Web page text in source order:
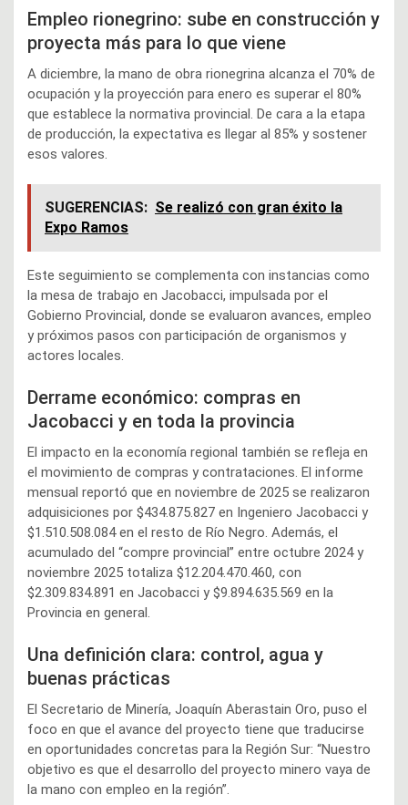
Empleo rionegrino: sube en construcción y
proyecta más para lo que viene
A diciembre, la mano de obra rionegrina alcanza el 70% de
ocupación y la proyección para enero es superar el 80%
que establece la normativa provincial. De cara a la etapa
de producción, la expectativa es llegar al 85% y sostener
esos valores.
SUGERENCIAS: Se realizó con gran éxito la
Expo Ramos
Este seguimiento se complementa con instancias como
la mesa de trabajo en Jacobacci, impulsada por el
Gobierno Provincial, donde se evaluaron avances, empleo
y próximos pasos con participación de organismos y
actores locales.
Derrame económico: compras en
Jacobacci y en toda la provincia
El impacto en la economía regional también se refleja en
el movimiento de compras y contrataciones. El informe
mensual reportó que en noviembre de 2025 se realizaron
adquisiciones por $434.875.827 en Ingeniero Jacobacci y
$1.510.508.084 en el resto de Río Negro. Además, el
acumulado del “compre provincial” entre octubre 2024 y
noviembre 2025 totaliza $12.204.470.460, con
$2.309.834.891 en Jacobacci y $9.894.635.569 en la
Provincia en general.
Una definición clara: control, agua y
buenas prácticas
El Secretario de Minería, Joaquín Aberastain Oro, puso el
foco en que el avance del proyecto tiene que traducirse
en oportunidades concretas para la Región Sur: “Nuestro
objetivo es que el desarrollo del proyecto minero vaya de
la mano con empleo en la región”.